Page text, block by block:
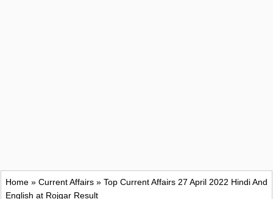
Home » Current Affairs » Top Current Affairs 27 April 2022 Hindi And
English at Rojgar Result